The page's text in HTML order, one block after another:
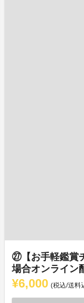
㉗【お手軽鑑賞
場合オンライン
¥6,000 (税込/送料